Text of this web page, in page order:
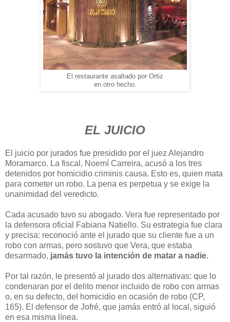
El restaurante asaltado por Ortiz
en otro hecho.
EL JUICIO
El juicio por jurados fue presidido por el juez Alejandro
Moramarco. La fiscal, Noemí Carreira, acusó a los tres
detenidos por homicidio criminis causa. Esto es, quien mata
para cometer un robo. La pena es perpetua y se exige la
unanimidad del veredicto.
Cada acusado tuvo su abogado. Vera fue representado por
la defensora oficial Fabiana Natiello. Su estrategia fue clara
y precisa: reconoció ante el jurado que su cliente fue a un
robo con armas, pero sostuvo que Vera, que estaba
desarmado, jamás tuvo la intención de matar a nadie.
Por tal razón, le presentó al jurado dos alternativas: que lo
condenaran por el delito menor incluido de robo con armas
o, en su defecto, del homicidio en ocasión de robo (CP,
165). El defensor de Jofré, que jamás entró al local, siguió
en esa misma línea.